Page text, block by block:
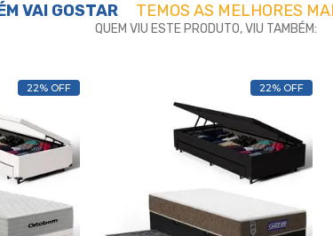
VAI GOSTAR TEMOS AS MELHORES
QUEM VIU ESTE PRODUTO, VIU TAMBÉM:
22% OFF 22% OFF